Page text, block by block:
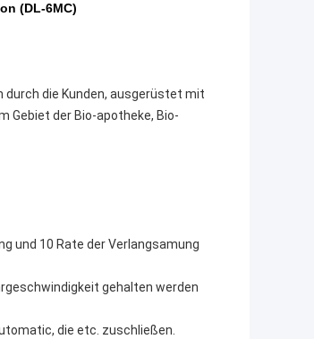
(DL-6MC)
durch die Kunden, ausgerüstet mit
Gebiet der Bio-apotheke, Bio-
und 10 Rate der Verlangsamung
gehalten werden
die etc. zuschließen.